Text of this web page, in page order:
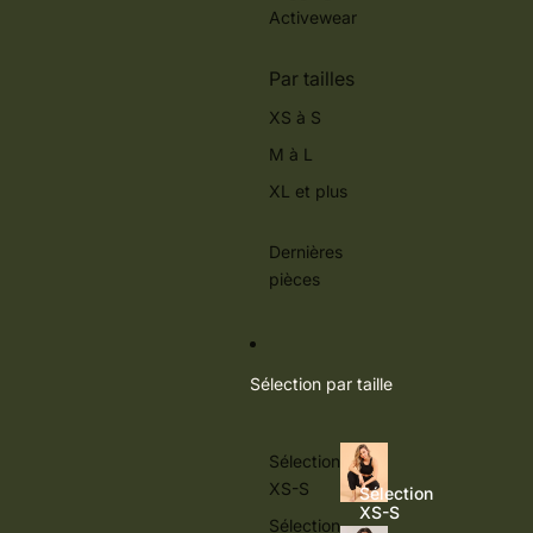
Activewear
Par tailles
XS à S
M à L
XL et plus
Dernières
pièces
Sélection par taille
Sélection
XS-S
Sélection
Sélection
XS-S